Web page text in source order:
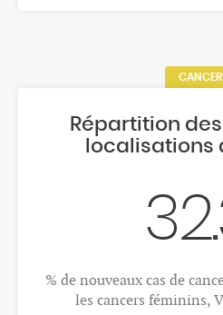
Répartition
localisations
% de nouveaux cas de
les cancers féminins,